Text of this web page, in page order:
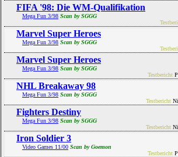
FIFA '98: Die WM-Qualifikation
Mega Fun 3/98 Scan by SGGG
Marvel Super Heroes
Mega Fun 3/98 Scan by SGGG
Marvel Super Heroes
Mega Fun 3/98 Scan by SGGG
Testbericht
NHL Breakaway 98
Mega Fun 3/98 Scan by SGGG
Testbericht
Fighters Destiny
Mega Fun 3/98 Scan by SGGG
Testbericht
Iron Soldier 3
Video Games 11/00 Scan by Goemon
Testbericht